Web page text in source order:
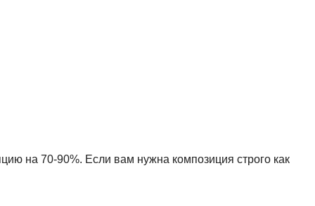
на 70-90%. Если вам нужна композиция строго как